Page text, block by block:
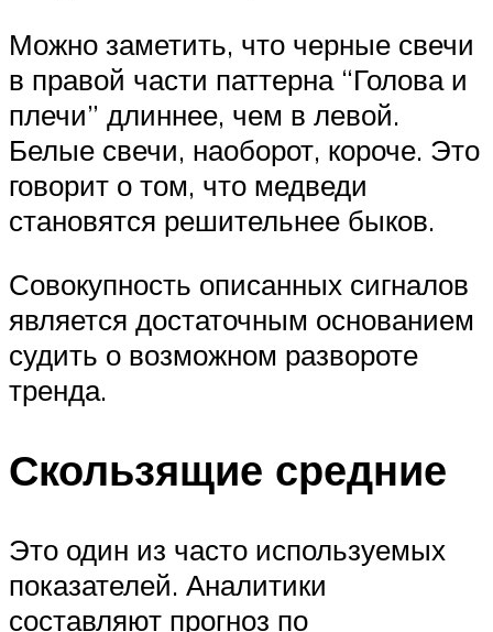
Можно заметить, что черные свечи
в правой части паттерна “Голова и
плечи” длиннее, чем в левой.
Белые свечи, наоборот, короче. Это
говорит о том, что медведи
становятся решительнее быков.
Совокупность описанных сигналов
является достаточным основанием
судить о возможном развороте
тренда.
Скользящие средние
Это один из часто используемых
показателей. Аналитики
составляют прогноз по